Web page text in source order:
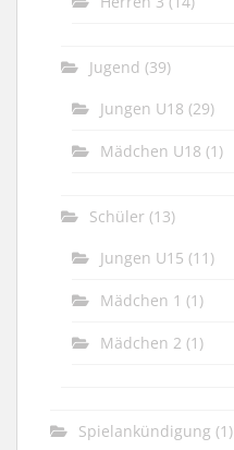
Jugend (39)
Jungen U18 (29)
Mädchen U18 (1)
Schüler (13)
Jungen U15 (11)
Mädchen 1 (1)
Mädchen 2 (1)
Spielankündigung (1)